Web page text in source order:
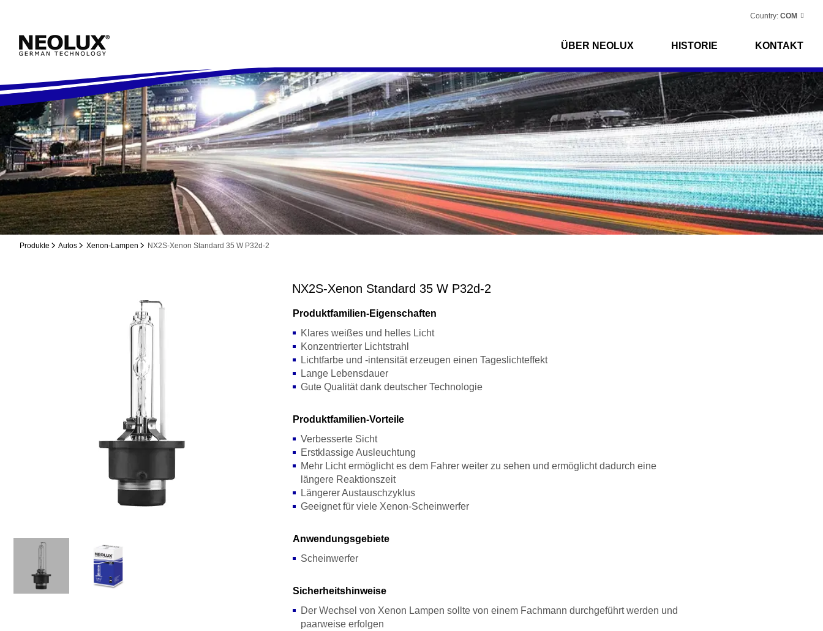
Country: COM
ÜBER NEOLUX HISTORIE KONTAKT
Produkte Autos Xenon-Lampen NX2S-Xenon Standard 35 W P32d-2
NX2S-Xenon Standard 35 W P32d-2
Produktfamilien-Eigenschaften
Klares weißes und helles Licht
Konzentrierter Lichtstrahl
Lichtfarbe und -intensität erzeugen einen Tageslichteffekt
Lange Lebensdauer
Gute Qualität dank deutscher Technologie
Produktfamilien-Vorteile
Verbesserte Sicht
Erstklassige Ausleuchtung
Mehr Licht ermöglicht es dem Fahrer weiter zu sehen und ermöglicht dadurch eine
längere Reaktionszeit
Längerer Austauschzyklus
Geeignet für viele Xenon-Scheinwerfer
Anwendungsgebiete
Scheinwerfer
Sicherheitshinweise
Der Wechsel von Xenon Lampen sollte von einem Fachmann durchgeführt werden und
paarweise erfolgen